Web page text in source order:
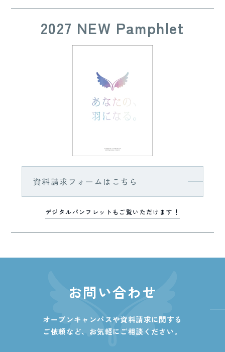
2027 NEW Pamphlet
資料請求フォームはこちら
デジタルパンフレットもご覧いただけます！
お問い合わせ
オープンキャンパスや資料請求に関する
ご依頼など、 お気軽にご相談ください。